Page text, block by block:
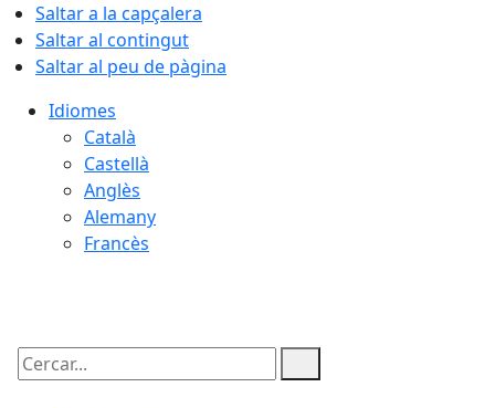
Saltar a la capçalera
Saltar al contingut
Saltar al peu de pàgina
Idiomes
Català
Castellà
Anglès
Alemany
Francès
Cercar: